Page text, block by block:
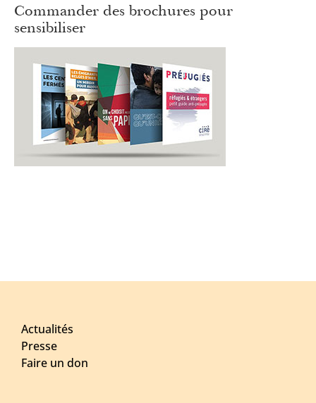
Commander des brochures pour
sensibiliser
Actualités
Presse
Faire un don